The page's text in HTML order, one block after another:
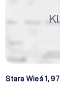
Stara Wieś 1,